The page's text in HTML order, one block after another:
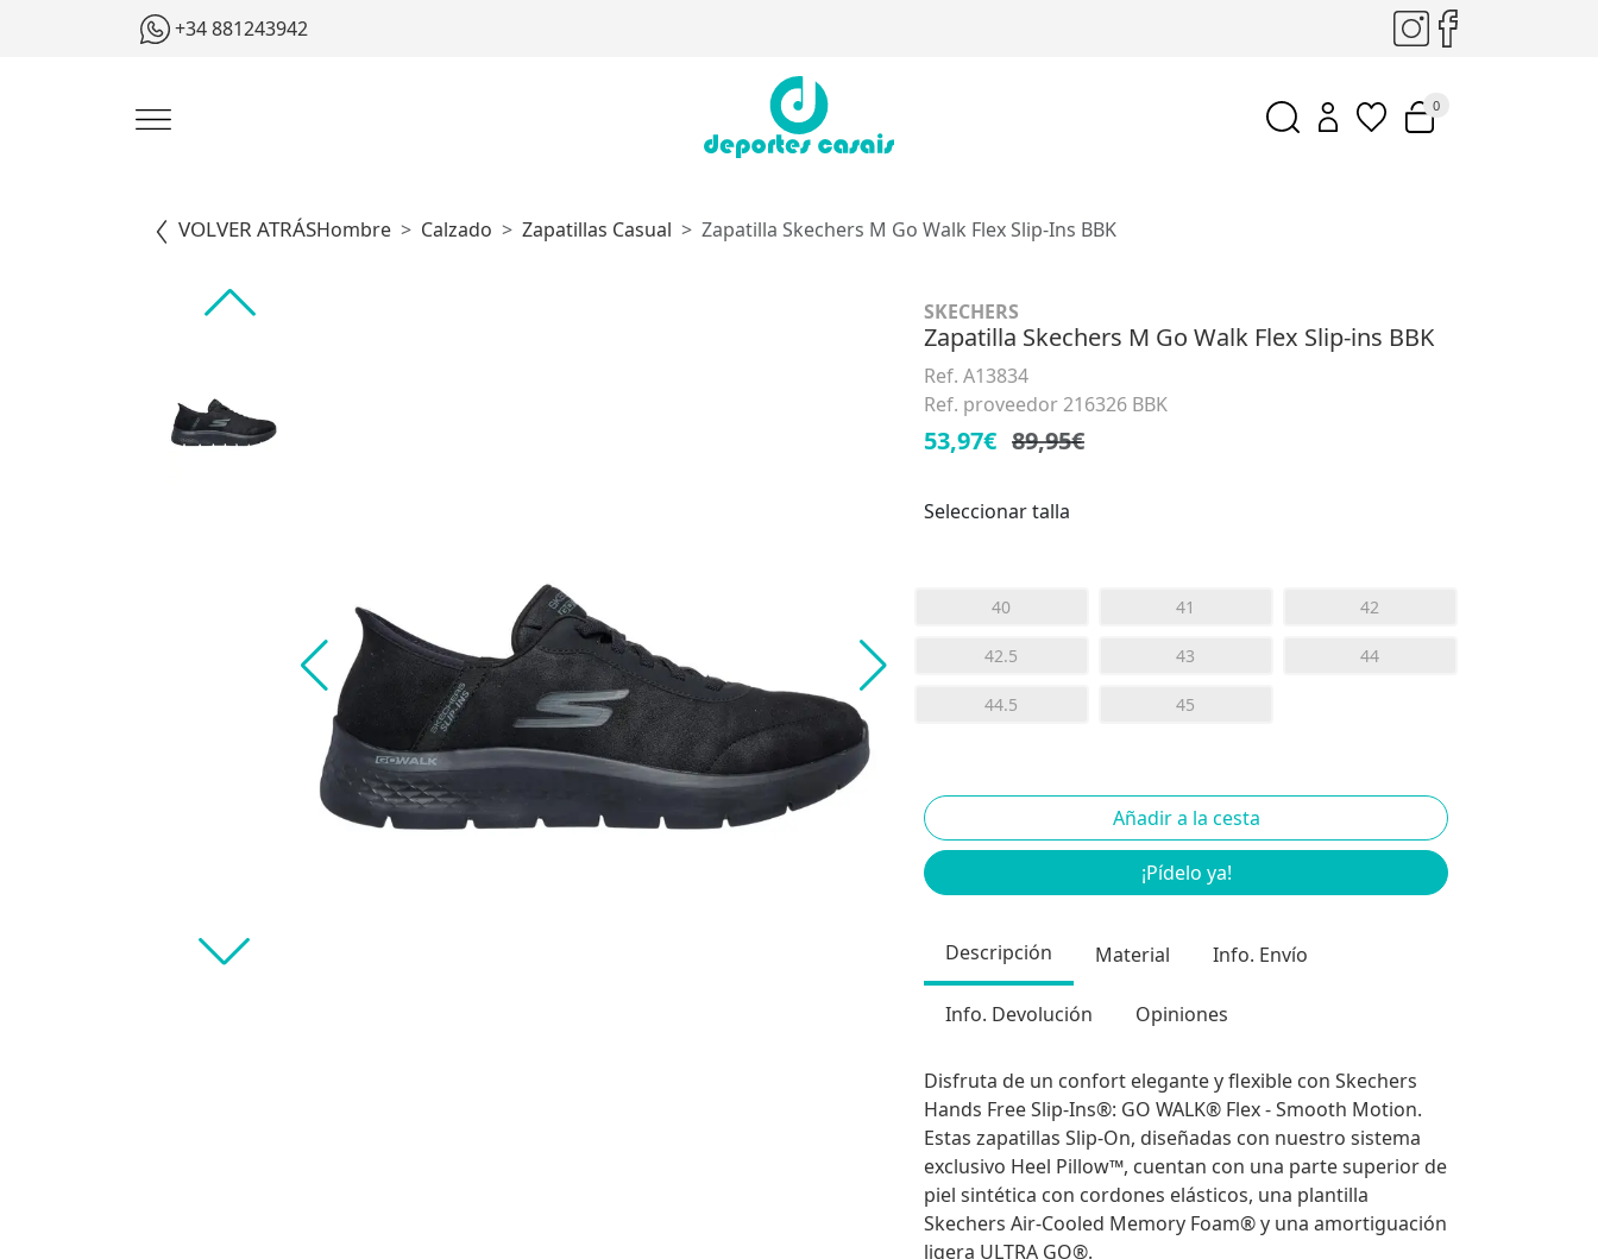
+34 881243942
0
VOLVER ATRÁSHombre Calzado Zapatillas Casual Zapatilla Skechers M Go Walk Flex Slip-Ins BBK
SKECHERS
Zapatilla Skechers M Go Walk Flex Slip-ins BBK
Ref. A13834
Ref. proveedor 216326 BBK
53,97€ 89,95€
Seleccionar talla
40 41 42
42.5 43 44
44.5 45
¡Pídelo ya!
Descripción Material Info. Envío
Info. Devolución Opiniones
Disfruta de un confort elegante y flexible con Skechers
Hands Free Slip-Ins®: GO WALK® Flex - Smooth Motion.
Estas zapatillas Slip-On, diseñadas con nuestro sistema
exclusivo Heel Pillow™, cuentan con una parte superior de
piel sintética con cordones elásticos, una plantilla
Skechers Air-Cooled Memory Foam® y una amortiguación
ligera ULTRA GO®.